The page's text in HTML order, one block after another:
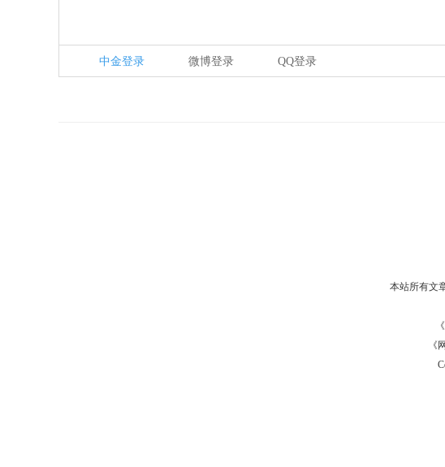
中金登录 微博登录 QQ登录
本站所有文
《电
《